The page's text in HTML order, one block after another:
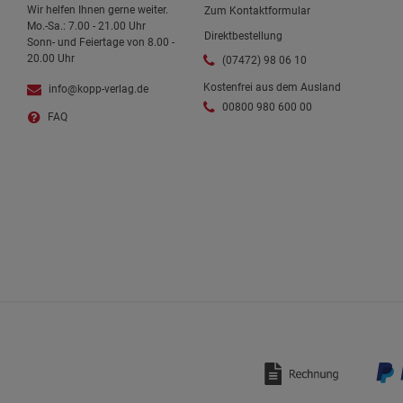
Wir helfen Ihnen gerne weiter.
Mo.-Sa.: 7.00 - 21.00 Uhr
Sonn- und Feiertage von 8.00 -
20.00 Uhr
info@kopp-verlag.de
FAQ
Zum Kontaktformular
Direktbestellung
(07472) 98 06 10
Kostenfrei aus dem Ausland
00800 980 600 00